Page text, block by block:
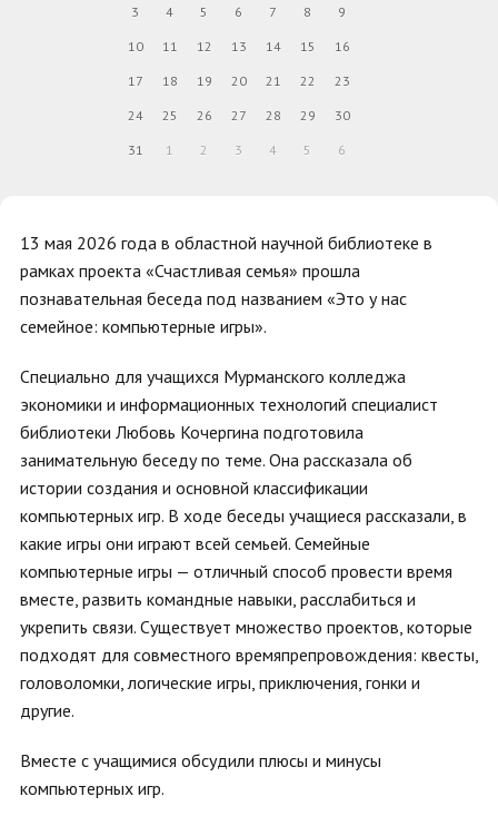
13 мая 2026 года в областной научной библиотеке в
рамках проекта «Счастливая семья» прошла
познавательная беседа под названием «Это у нас
семейное: компьютерные игры».
Специально для учащихся Мурманского колледжа
экономики и информационных технологий специалист
библиотеки Любовь Кочергина подготовила
занимательную беседу по теме. Она рассказала об
истории создания и основной классификации
компьютерных игр. В ходе беседы учащиеся рассказали, в
какие игры они играют всей семьей. Семейные
компьютерные игры — отличный способ провести время
вместе, развить командные навыки, расслабиться и
укрепить связи. Существует множество проектов, которые
подходят для совместного времяпрепровождения: квесты,
головоломки, логические игры, приключения, гонки и
другие.
Вместе с учащимися обсудили плюсы и минусы
компьютерных игр.
3 4 5 6 7 8 9
10 11 12 13 14 15 16
17 18 19 20 21 22 23
24 25 26 27 28 29 30
31 1 2 3 4 5 6